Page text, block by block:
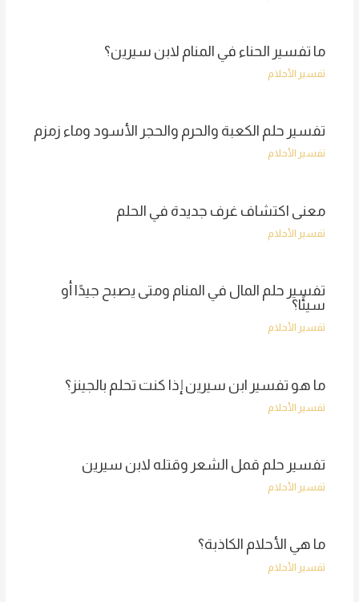
ما تفسير الحناء في المنام لابن سيرين؟
تفسير الأحلام
تفسير حلم الكعبة والحرم والحجر الأسود وماء زمزم
تفسير الأحلام
معنى اكتشاف غرف جديدة في الحلم
تفسير الأحلام
تفسير حلم المال في المنام ومتى يصبح جيدًا أو
سيئًا؟
تفسير الأحلام
ما هو تفسير ابن سيرين إذا كنت تحلم بالجينز؟
تفسير الأحلام
تفسير حلم قمل الشعر وقتله لابن سيرين
تفسير الأحلام
ما هي الأحلام الكاذبة؟
تفسير الأحلام